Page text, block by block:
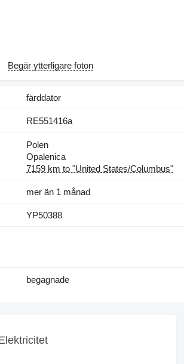
Begär ytterligare foton
färddator
RE551416a
Polen
Opalenica
7159 km to "United States/Columbus"
mer än 1 månad
YP50388
begagnade